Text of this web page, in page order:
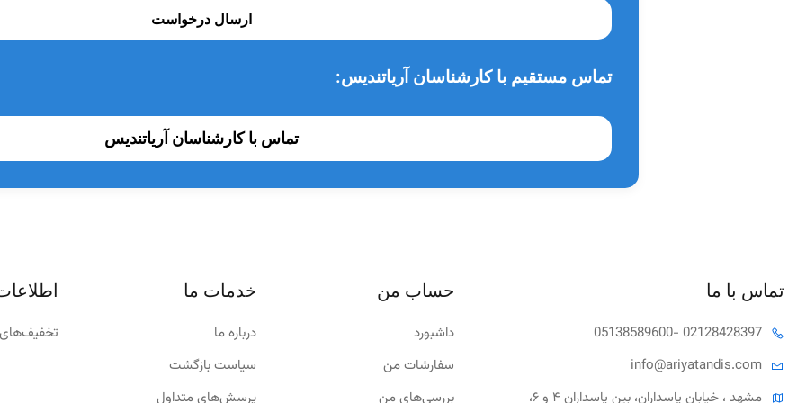
ارسال درخواست
تماس مستقیم با کارشناسان آریاتندیس:
تماس با کارشناسان آریاتندیس
تماس با ما
05138589600- 02128428397
info@ariyatandis.com
حساب من
داشبورد
سفارشات من
بررسی‌های من
خدمات ما
درباره ما
سیاست بازگشت
پرسش‌های متداول
تخفیف‌های